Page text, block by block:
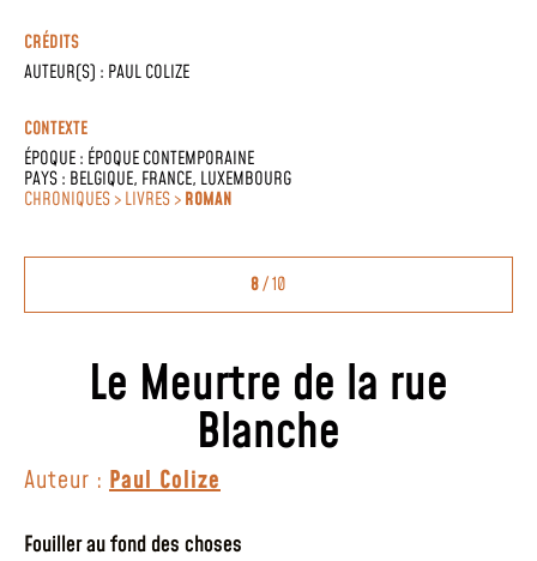
CRÉDITS
AUTEUR(S) : PAUL COLIZE
CONTEXTE
ÉPOQUE : ÉPOQUE CONTEMPORAINE
PAYS : BELGIQUE, FRANCE, LUXEMBOURG
CHRONIQUES > LIVRES >ROMAN
8/ 10
Le Meurtre de la rue
Blanche
Auteur : Paul Colize
Fouiller au fond des choses